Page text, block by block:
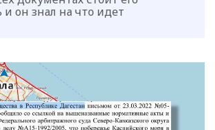
он знал на что идет